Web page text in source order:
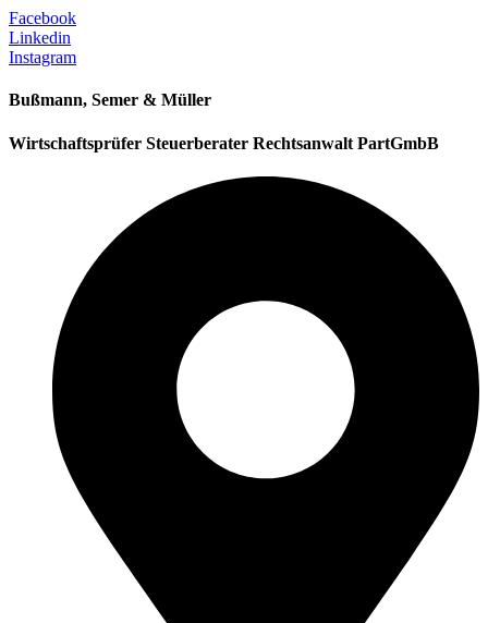
Facebook
Linkedin
Instagram
Bußmann, Semer & Müller
Wirtschaftsprüfer Steuerberater Rechtsanwalt PartGmbB